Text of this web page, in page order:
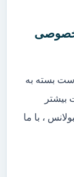
خصوصی
بسته به
، با ما